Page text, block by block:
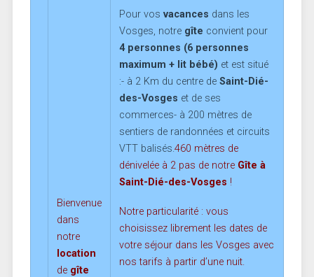
Bienvenue
dans
notre
location
de gîte
Pour vos vacances dans les
Vosges, notre gîte convient pour
4 personnes (6 personnes
maximum + lit bébé) et est situé
:- à 2 Km du centre de Saint-Dié-
des-Vosges et de ses
commerces- à 200 mètres de
sentiers de randonnées et circuits
VTT balisés.460 mètres de
dénivelée à 2 pas de notre Gîte à
Saint-Dié-des-Vosges !
Notre particularité : vous
choisissez librement les dates de
votre séjour dans les Vosges avec
nos tarifs à partir d’une nuit.